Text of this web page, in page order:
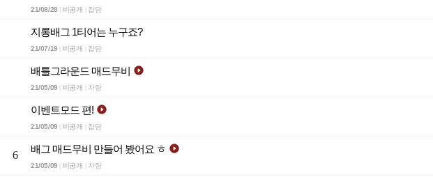
21/08/28 비공개 잡담
지롱배그 1티어는 누구죠?
21/07/19 비공개 잡담
배틀그라운드 매드무비 
21/05/09 비공개 자랑
이벤트모드 편! 
21/05/09 비공개 잡담
6
배그 매드무비 만들어 봤어요 ㅎ 
21/05/09 비공개 자랑